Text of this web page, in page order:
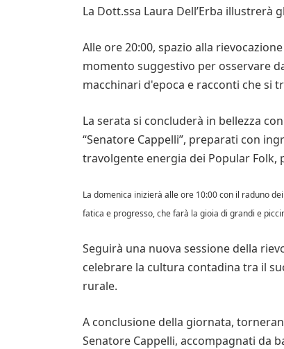
La Dott.ssa Laura Dell’Erba illustrerà
Alle ore 20:00, spazio alla
momento suggestivo per osservare
macchinari d'epoca e racconti che si
La serata si concluderà in bellezza
“Senatore Cappelli”, preparati con
travolgente energia dei Popular Folk,
La domenica inizierà alle ore 10:00 con il raduno
fatica e progresso, che farà la gioia di grandi e
Seguirà una nuova sessione della
celebrare la cultura contadina tra il
rurale.
A conclusione della giornata,
Senatore Cappelli, accompagnati da